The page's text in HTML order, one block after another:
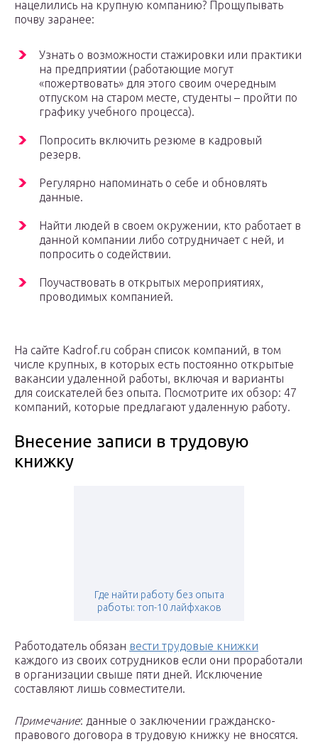
нацелились на крупную компанию? Прощупывать
почву заранее:
Узнать о возможности стажировки или практики
на предприятии (работающие могут
«пожертвовать» для этого своим очередным
отпуском на старом месте, студенты – пройти по
графику учебного процесса).
Попросить включить резюме в кадровый
резерв.
Регулярно напоминать о себе и обновлять
данные.
Найти людей в своем окружении, кто работает в
данной компании либо сотрудничает с ней, и
попросить о содействии.
Поучаствовать в открытых мероприятиях,
проводимых компанией.
На сайте Kadrof.ru собран список компаний, в том
числе крупных, в которых есть постоянно открытые
вакансии удаленной работы, включая и варианты
для соискателей без опыта. Посмотрите их обзор: 47
компаний, которые предлагают удаленную работу.
Внесение записи в трудовую
книжку
Где найти работу без опыта
работы: топ-10 лайфхаков
Работодатель обязан вести трудовые книжки
каждого из своих сотрудников если они проработали
в организации свыше пяти дней. Исключение
составляют лишь совместители.
Примечание: данные о заключении гражданско-
правового договора в трудовую книжку не вносятся.